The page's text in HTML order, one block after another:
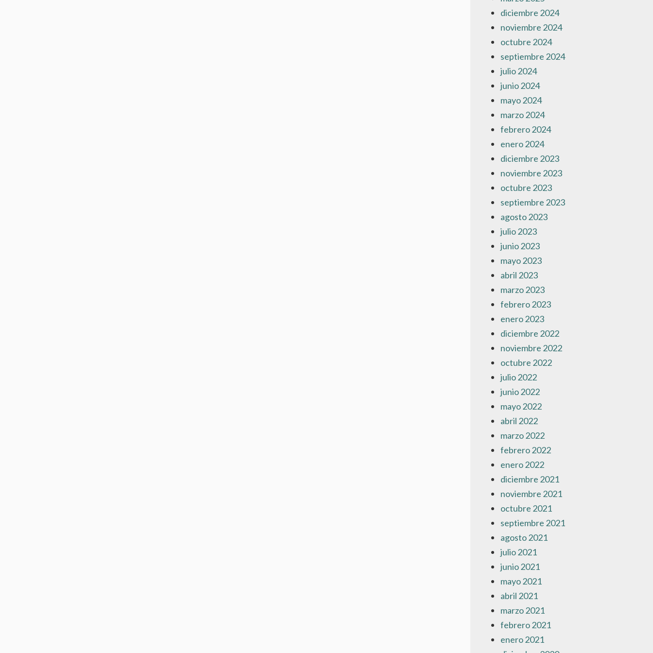
diciembre 2024
noviembre 2024
octubre 2024
septiembre 2024
julio 2024
junio 2024
mayo 2024
marzo 2024
febrero 2024
enero 2024
diciembre 2023
noviembre 2023
octubre 2023
septiembre 2023
agosto 2023
julio 2023
junio 2023
mayo 2023
abril 2023
marzo 2023
febrero 2023
enero 2023
diciembre 2022
noviembre 2022
octubre 2022
julio 2022
junio 2022
mayo 2022
abril 2022
marzo 2022
febrero 2022
enero 2022
diciembre 2021
noviembre 2021
octubre 2021
septiembre 2021
agosto 2021
julio 2021
junio 2021
mayo 2021
abril 2021
marzo 2021
febrero 2021
enero 2021